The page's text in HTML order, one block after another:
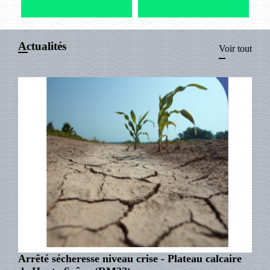
Actualités Voir tout
Arrêté sécheresse niveau crise - Plateau calcaire